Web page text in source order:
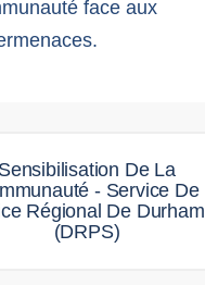
face aux
Sensibilisation De La
- Service De
Régional De Durham
(DRPS)